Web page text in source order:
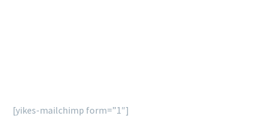
[yikes-mailchimp form=”1″]